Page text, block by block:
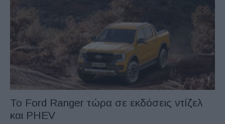
Το Ford Ranger τώρα σε εκδόσεις ντίζελ
και PHEV